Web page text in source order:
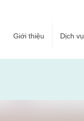
Giới thiệu Dịch vụ